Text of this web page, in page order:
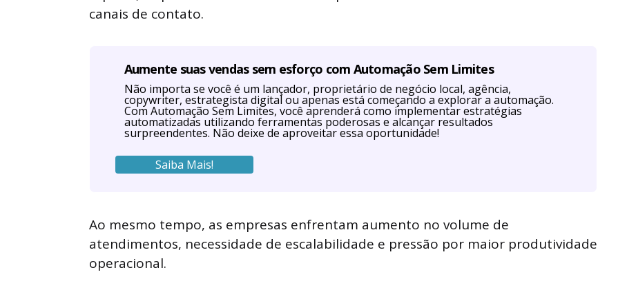
canais de contato.
Aumente suas vendas sem esforço com Automação Sem Limites
Não importa se você é um lançador, proprietário de negócio local, agência,
copywriter, estrategista digital ou apenas está começando a explorar a automação.
Com Automação Sem Limites, você aprenderá como implementar estratégias
automatizadas utilizando ferramentas poderosas e alcançar resultados
surpreendentes. Não deixe de aproveitar essa oportunidade!
Saiba Mais!
Ao mesmo tempo, as empresas enfrentam aumento no volume de
atendimentos, necessidade de escalabilidade e pressão por maior produtividade
operacional.